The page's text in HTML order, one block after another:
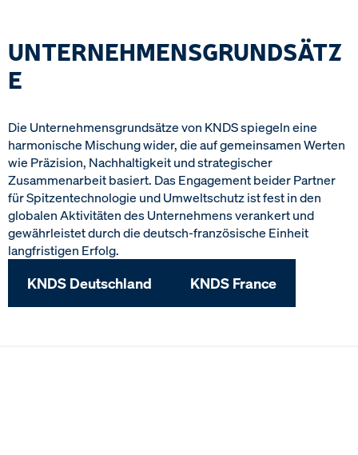
UNTERNEHMENSGRUNDSÄTZ
E
Die Unternehmensgrundsätze von KNDS spiegeln eine
harmonische Mischung wider, die auf gemeinsamen Werten
wie Präzision, Nachhaltigkeit und strategischer
Zusammenarbeit basiert. Das Engagement beider Partner
für Spitzentechnologie und Umweltschutz ist fest in den
globalen Aktivitäten des Unternehmens verankert und
gewährleistet durch die deutsch-französische Einheit
langfristigen Erfolg.
KNDS Deutschland KNDS France